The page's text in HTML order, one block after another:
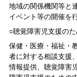
地域の関係機関等と
イベント等の開催を
○聴覚障害児支援の
保健・医療・福祉・
者に対する相談支援
情報提供、聴覚障害